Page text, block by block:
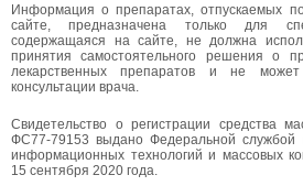
Информация о препаратах, отпускаемых
сайте, предназначена только для
содержащаяся на сайте, не должна
принятия самостоятельного решения о
лекарственных препаратов и не
консультации врача.
Свидетельство о регистрации средства
ФС77-79153 выдано Федеральной службой
информационных технологий и массовых
15 сентября 2020 года.